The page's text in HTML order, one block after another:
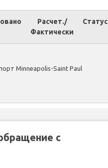
Расчет./
Фактически
Статус
Minneapolis-Saint Paul
с